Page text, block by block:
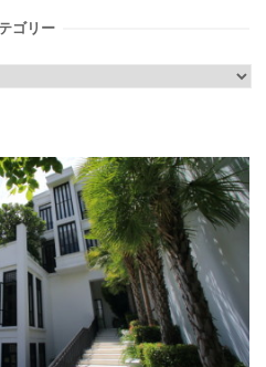
ゴリー